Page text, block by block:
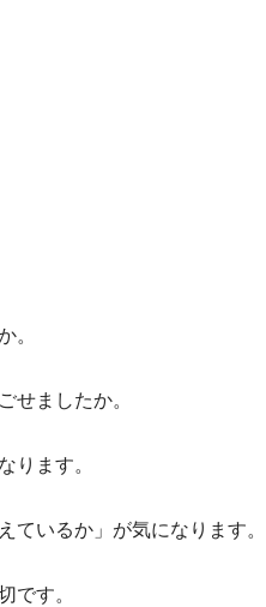
。
せましたか。
ります。
ているか」が気になります。
です。